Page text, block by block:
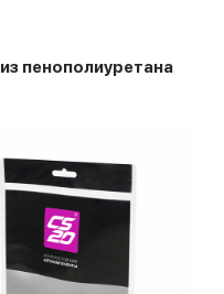
пенополиуретана